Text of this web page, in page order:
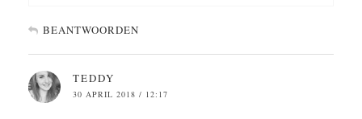
BEANTWOORDEN
TEDDY
30 APRIL 2018 / 12:17